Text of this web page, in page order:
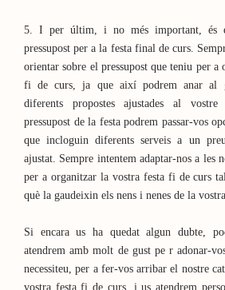
5. I per últim, i no més important, és
pressupost per a la festa final de curs.
orientar sobre el pressupost que teniu per a
fi de curs, ja que així podrem anar al
diferents propostes ajustades al vostre
pressupost de la festa podrem passar-vos
que incloguin diferents serveis a un
ajustat. Sempre intentem adaptar-nos a les
per a organitzar la vostra festa fi de curs
què la gaudeixin els nens i nenes de la
Si encara us ha quedat algun dubte,
atendrem amb molt de gust pe r adonar-
necessiteu, per a fer-vos arribar el nostre
vostra festa fi de curs, i us atendrem